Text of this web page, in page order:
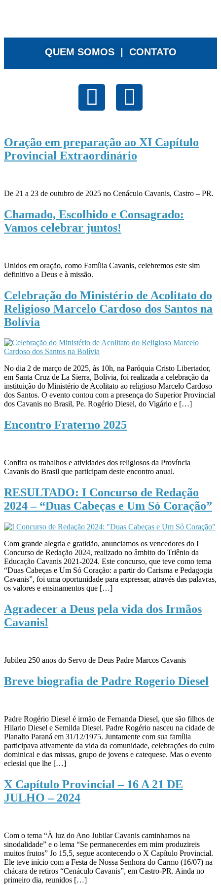
QUEM SOMOS | CONTATO
Oração em preparação ao XI Capítulo
Provincial Extraordinário
De 21 a 23 de outubro de 2025 no Cenáculo Cavanis, Castro – PR.
Chamado, Escolhido e Consagrado:
Vamos celebrar juntos!
Unidos em oração, como Família Cavanis, celebremos este sim
definitivo a Deus e à missão.
Celebração do Ministério de Acolitato do
Religioso Marcelo Cardoso dos Santos na
Bolívia
No dia 2 de março de 2025, às 10h, na Paróquia Cristo Libertador,
em Santa Cruz de La Sierra, Bolívia, foi realizada a celebração da
instituição do Ministério de Acolitato ao religioso Marcelo Cardoso
dos Santos. O evento contou com a presença do Superior Provincial
dos Cavanis no Brasil, Pe. Rogério Diesel, do Vigário e […]
Encontro Fraterno 2025
Confira os trabalhos e atividades dos religiosos da Província
Cavanis do Brasil que participam deste encontro anual.
RESULTADO: I Concurso de Redação
2024 – “Duas Cabeças e Um Só Coração”
Com grande alegria e gratidão, anunciamos os vencedores do I
Concurso de Redação 2024, realizado no âmbito do Triênio da
Educação Cavanis 2021-2024. Este concurso, que teve como tema
“Duas Cabeças e Um Só Coração: a partir do Carisma e Pedagogia
Cavanis”, foi uma oportunidade para expressar, através das palavras,
os valores e ensinamentos que […]
Agradecer a Deus pela vida dos Irmãos
Cavanis!
Jubileu 250 anos do Servo de Deus Padre Marcos Cavanis
Breve biografia de Padre Rogerio Diesel
Padre Rogério Diesel é irmão de Fernanda Diesel, que são filhos de
Hilario Diesel e Semilda Diesel. Padre Rogério nasceu na cidade de
Planalto Paraná em 31/12/1975. Juntamente com sua família
participava ativamente da vida da comunidade, celebrações do culto
dominical e das missas, grupo de jovens e catequese. Mas o evento
eclesial que lhe […]
X Capítulo Provincial – 16 A 21 DE
JULHO – 2024
Com o tema “À luz do Ano Jubilar Cavanis caminhamos na
sinodalidade” e o lema “Se permanecerdes em mim produzireis
muitos frutos” Jo 15,5, segue acontecendo o X Capítulo Provincial.
Ele teve início com a Festa de Nossa Senhora do Carmo (16/07) na
chácara de retiros “Cenáculo Cavanis”, em Castro-PR. Ainda no
primeiro dia, reunidos […]